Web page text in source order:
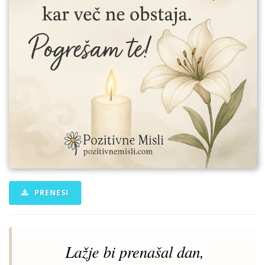
PRENESI
Lažje bi prenašal dan,